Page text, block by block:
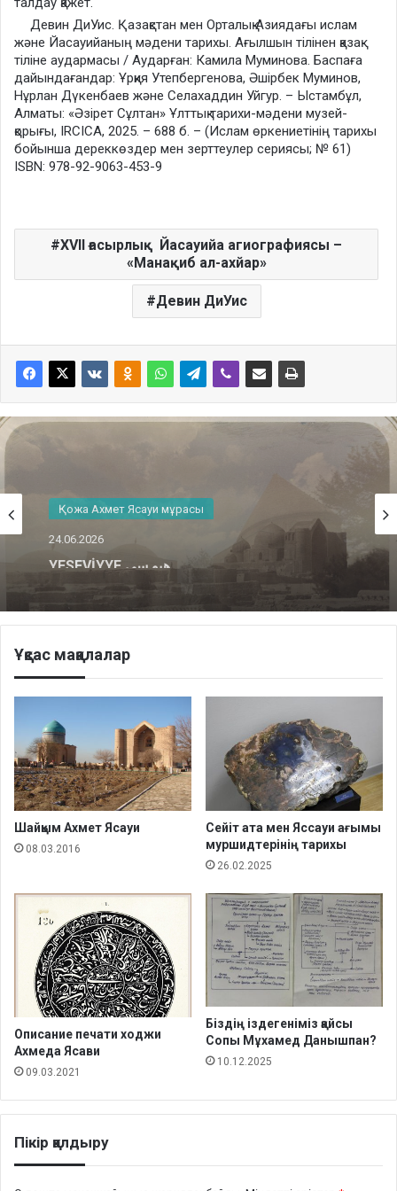
Девин ДиУис. Қазақстан мен Орталық Азиядағы ислам
және Йасауийаның мәдени тарихы. Ағылшын тілінен қазақ
тіліне аудармасы / Аударған: Камила Муминова. Баспаға
дайындағандар: Ұрқия Утепбергенова, Әшірбек Муминов,
Нұрлан Дүкенбаев және Селахаддин Уйгур. – Ыстамбұл,
Алматы: «Әзірет Сұлтан» Ұлттық тарихи-мәдени музей-
қорығы, IRCICA, 2025. – 688 б. – (Ислам өркениетінің тарихы
бойынша дереккөздер мен зерттеулер сериясы; № 61)
ISBN: 978-92-9063-453-9
XVII ғасырлық Йасауийа агиографиясы –
«Манақиб ал-ахйар»
Девин ДиУис
Қожа Ахмет Ясауи мұрасы
22.06.2026
Хадиқат aл-‘Арифиннен үзінді
Ұқсас мақалалар
Шайқым Ахмет Ясауи
08.03.2016
Сейіт ата мен Яссауи ағымы
муршидтерінің тарихы
26.02.2025
Описание печати ходжи
Ахмеда Ясави
09.03.2021
Біздің іздегеніміз қайсы
Сопы Мұхамед Данышпан?
10.12.2025
Пікір қалдыру